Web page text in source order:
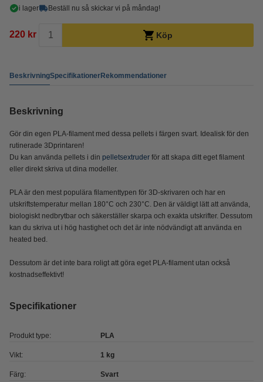
i lager Beställ nu så skickar vi på måndag!
220 kr Köp
BeskrivningSpecifikationerRekommendationer
Beskrivning
Gör din egen PLA-filament med dessa pellets i färgen svart. Idealisk för den
rutinerade 3Dprintaren!
Du kan använda pellets i din pelletsextruder för att skapa ditt eget filament
eller direkt skriva ut dina modeller.
PLA är den mest populära filamenttypen för 3D-skrivaren och har en
utskriftstemperatur mellan 180°C och 230°C. Den är väldigt lätt att använda,
biologiskt nedbrytbar och säkerställer skarpa och exakta utskrifter. Dessutom
kan du skriva ut i hög hastighet och det är inte nödvändigt att använda en
heated bed.
Dessutom är det inte bara roligt att göra eget PLA-filament utan också
kostnadseffektivt!
Specifikationer
Produkt type: PLA
Vikt: 1 kg
Färg: Svart